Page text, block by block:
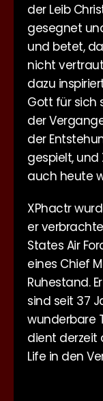
der Leib
gesegnet
und betet,
nicht
dazu
Gott für sich
der
der
gespielt,
auch heute
XPhactr
er
States Air
eines Chief
Ruhestand.
sind seit 37
wunderbare
dient derzeit
Life in den